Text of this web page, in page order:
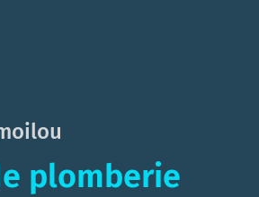
plomberie